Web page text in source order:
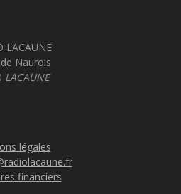
LACAUNE
Naurois
LACAUNE
légales
financiers